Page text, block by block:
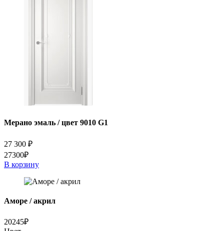
Мерано эмаль / цвет 9010 G1
27 300 ₽
27300₽
В корзину
Аморе / акрил
20245₽